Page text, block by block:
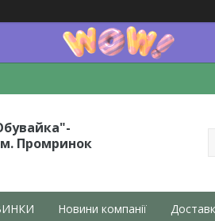
Промринок
Новини компанії